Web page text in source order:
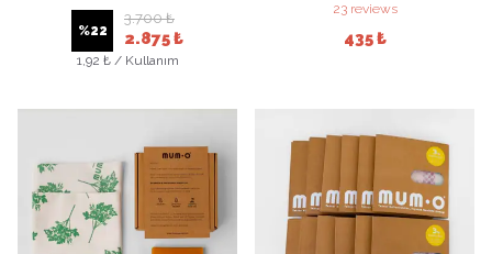
%22
3.700 ₺
2.875 ₺
1,92 ₺ / Kullanım
23 reviews
435 ₺